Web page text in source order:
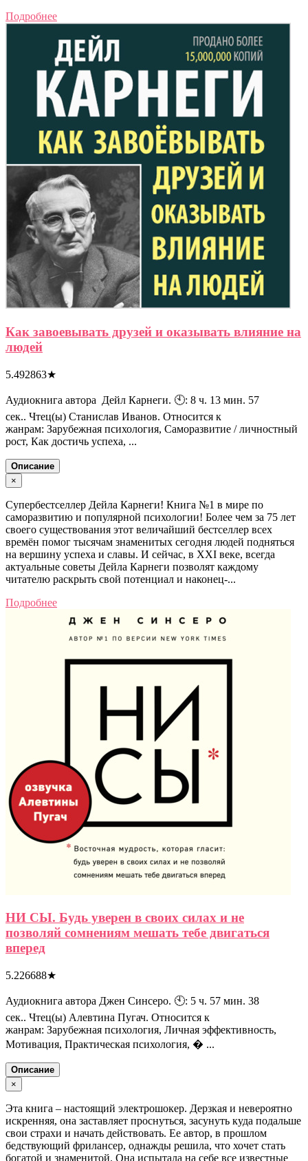
Подробнее
Как завоевывать друзей и оказывать влияние на
людей
5.492863★
Аудиокнига автора Дейл Карнеги. 🕙: 8 ч. 13 мин. 57
сек.. Чтец(ы) Станислав Иванов. Относится к
жанрам: Зарубежная психология, Саморазвитие / личностный
рост, Как достичь успеха, ...
Описание
×
Супербестселлер Дейла Карнеги! Книга №1 в мире по
саморазвитию и популярной психологии! Более чем за 75 лет
своего существования этот величайший бестселлер всех
времён помог тысячам знаменитых сегодня людей подняться
на вершину успеха и славы. И сейчас, в XXI веке, всегда
актуальные советы Дейла Карнеги позволят каждому
читателю раскрыть свой потенциал и наконец-...
Подробнее
НИ СЫ. Будь уверен в своих силах и не
позволяй сомнениям мешать тебе двигаться
вперед
5.226688★
Аудиокнига автора Джен Синсеро. 🕙: 5 ч. 57 мин. 38
сек.. Чтец(ы) Алевтина Пугач. Относится к
жанрам: Зарубежная психология, Личная эффективность,
Мотивация, Практическая психология, � ...
Описание
×
Эта книга – настоящий электрошокер. Дерзкая и невероятно
искренняя, она заставляет проснуться, засунуть куда подальше
свои страхи и начать действовать. Ее автор, в прошлом
бедствующий фрилансер, однажды решила, что хочет стать
богатой и знаменитой. Она испытала на себе все известные